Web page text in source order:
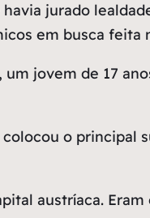
jurado
em busca feita
jovem de 17
o principal
austríaca. Eram